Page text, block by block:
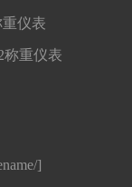
重仪表
称重仪表
]